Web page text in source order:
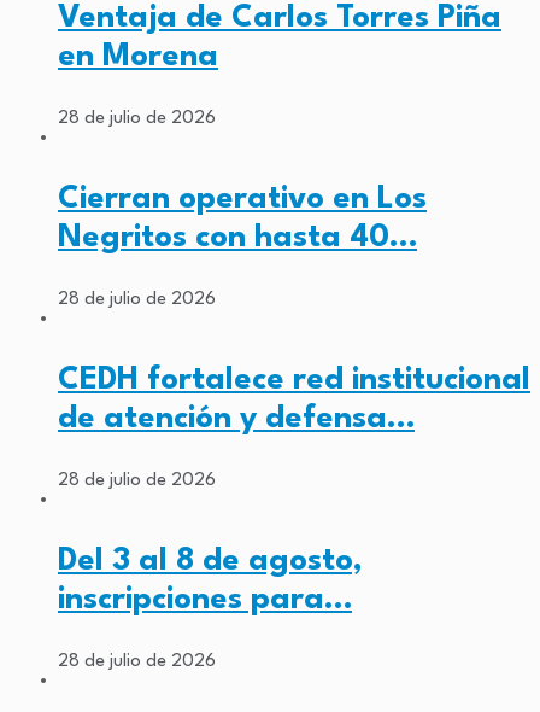
Ventaja de Carlos Torres Piña
en Morena
28 de julio de 2026
Cierran operativo en Los
Negritos con hasta 40…
28 de julio de 2026
CEDH fortalece red institucional
de atención y defensa…
28 de julio de 2026
Del 3 al 8 de agosto,
inscripciones para…
28 de julio de 2026